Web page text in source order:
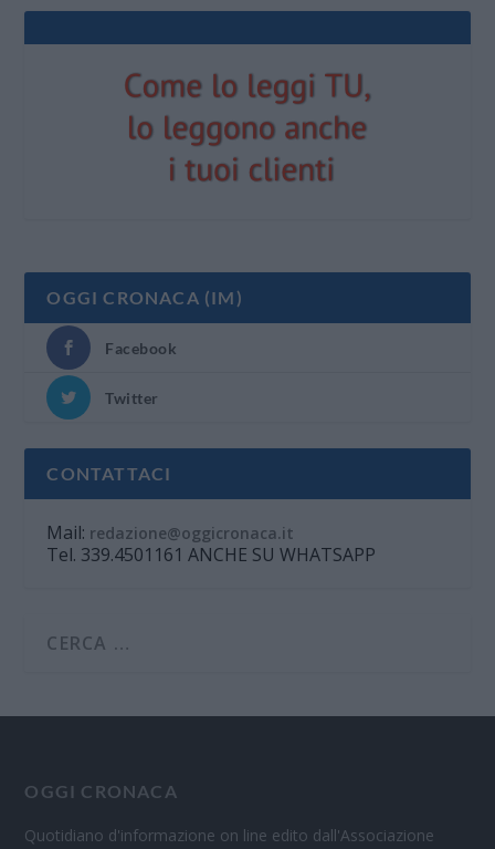
OGGI CRONACA (IM)
Facebook
Twitter
CONTATTACI
Mail: redazione@oggicronaca.it
Tel. 339.4501161 ANCHE SU WHATSAPP
OGGI CRONACA
Quotidiano d'informazione on line edito dall'Associazione